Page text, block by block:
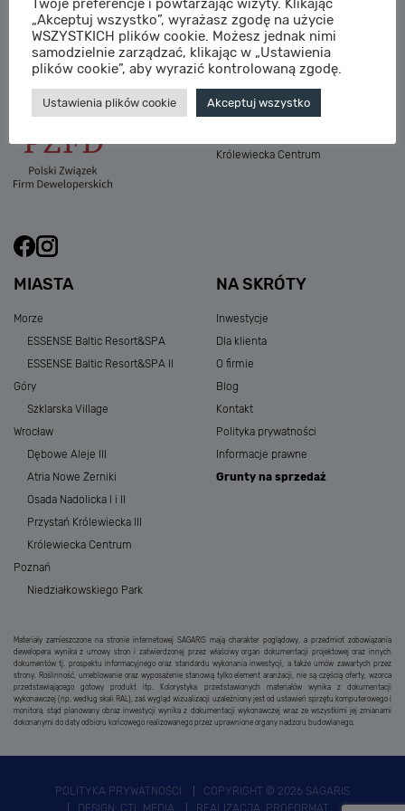
sprzedaz@sagaris.pl
Osada Nadolicka III
Dębowe Aleje III
Atria Nowe Żerniki
Szklarska Village
Osada Nadolicka I i II
Królewiecka Centrum
MIASTA
Morze
ESSENSE Baltic Resort&SPA
ESSENSE Baltic Resort&SPA II
Góry
Szklarska Village
Wrocław
Dębowe Aleje III
Atria Nowe Żerniki
Osada Nadolicka I i II
Przystań Królewiecka III
Królewiecka Centrum
Poznań
Niedziałkowskiego Park
NA SKRÓTY
Inwestycje
Dla klienta
O firmie
Blog
Kontakt
Polityka prywatności
Informacje prawne
Grunty na sprzedaż
Materiały zamieszczone na stronie internetowej SAGARIS mają charakter poglądowy, a przedmiot zobowiązania
dewelopera wynika z umowy stron i zatwierdzonej przez właściwy organ dokumentacji projektowej oraz innych
dokumentów tj. prospektu informacyjnego oraz standardu wykonania inwestycji, a także umów zawartych przez
strony. Roślinność, umeblowanie oraz wyposażenie stanowią tylko element aranżacji, nie są częścią oferty, wzorca
przedstawiającego gotowy produkt itp. Kolorystyka przedstawionych materiałów wynika z dokumentacji
wykonawczej (np. według skali RAL), zaś wygląd wizualizacji uzależniony jest od ustawień sprzętu komputerowego i
monitora, stąd planowany obraz inwestycji wynika z dokumentacji wykonawczej wraz ze wszystkimi jej zmianami
dokonanymi do daty odbioru końcowego realizowanego przez uprawnione organy nadzoru budowlanego.
POLITYKA PRYWATNOŚCI
COPYRIGHT © 2026 SAGARIS
DESIGN: CTL MEDIA REALIZACJA: PROFORMAT
Twoje preferencje i powtarzając wizyty. Klikając
„Akceptuj wszystko”, wyrażasz zgodę na użycie
WSZYSTKICH plików cookie. Możesz jednak nimi
samodzielnie zarządzać, klikając w „Ustawienia
plików cookie”, aby wyrazić kontrolowaną zgodę.
Ustawienia plików cookie Akceptuj wszystko